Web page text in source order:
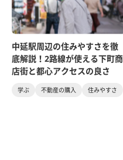
中延駅周辺の住みやすさを徹
底解説！2路線が使える下町商
店街と都心アクセスの良さ
学ぶ 不動産の購入 住みやすさ